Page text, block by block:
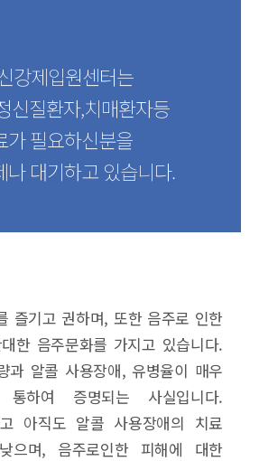
강제입원센터는
신질환자,치매환자등
가 필요하신분을
나 대기하고 있습니다.
즐기고 권하며, 또한 음주로 인한
한 음주문화를 가지고 있습니다.
과 알콜 사용장애, 유병율이 매우
하여 증명되는 사실입니다.
아직도 알콜 사용장애의 치료
으며, 음주로인한 피해에 대한